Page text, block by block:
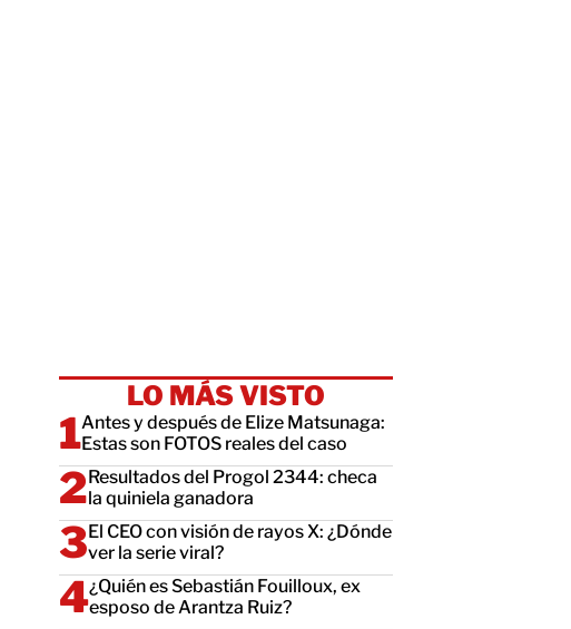
LO MÁS VISTO
Antes y después de Elize Matsunaga:
Estas son FOTOS reales del caso
Resultados del Progol 2344: checa
la quiniela ganadora
El CEO con visión de rayos X: ¿Dónde
ver la serie viral?
¿Quién es Sebastián Fouilloux, ex
esposo de Arantza Ruiz?